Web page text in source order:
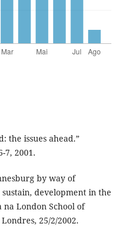
the issues ahead.”
7, 2001.
by way of
development in the
London School of
25/2/2002.